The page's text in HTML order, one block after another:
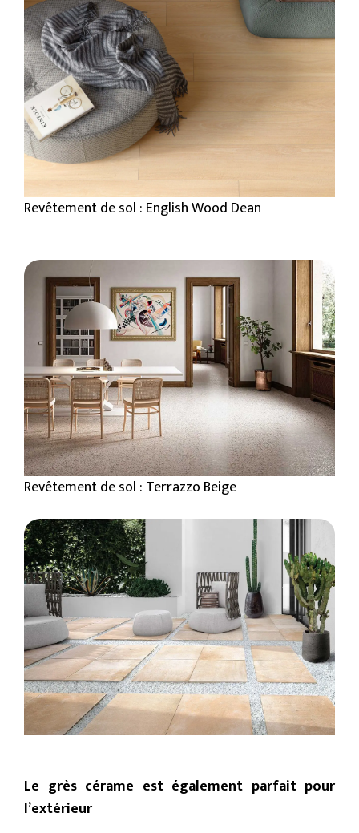
Revêtement de sol : English Wood Dean
Revêtement de sol : Terrazzo Beige
Le grès cérame est également parfait pour
l’extérieur